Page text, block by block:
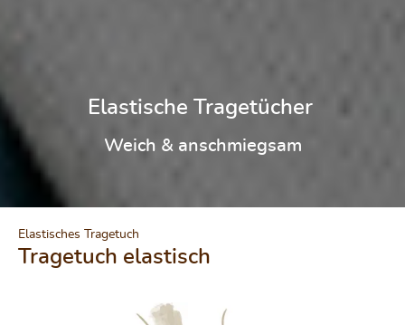
Elastische Tragetücher
Weich & anschmiegsam
Elastisches Tragetuch
Tragetuch elastisch